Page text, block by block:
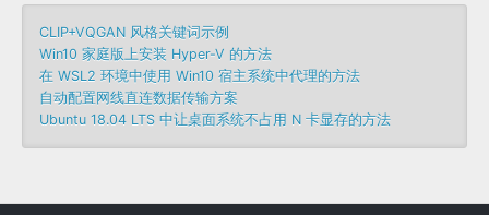
CLIP+VQGAN 风格关键词示例
Win10 家庭版上安装 Hyper-V 的方法
在 WSL2 环境中使用 Win10 宿主系统中代理的方法
自动配置网线直连数据传输方案
Ubuntu 18.04 LTS 中让桌面系统不占用 N 卡显存的方法